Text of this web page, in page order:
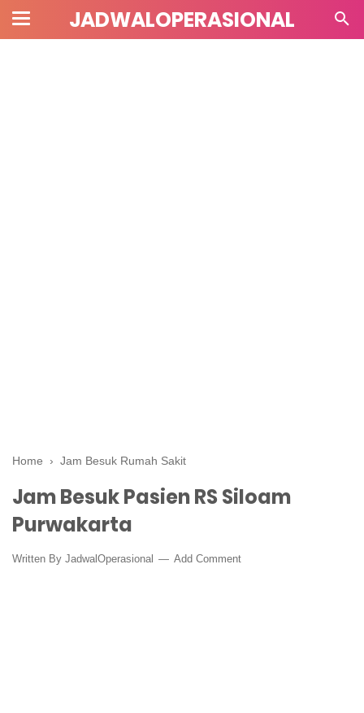
JADWALOPERASIONAL
Home › Jam Besuk Rumah Sakit
Jam Besuk Pasien RS Siloam
Purwakarta
Written By JadwalOperasional Add Comment